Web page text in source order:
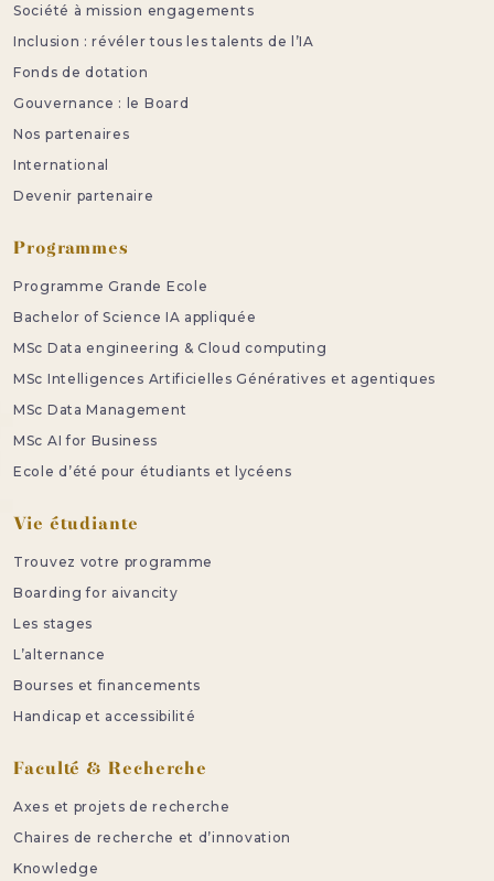
Société à mission engagements
Inclusion : révéler tous les talents de l’IA
Fonds de dotation
Gouvernance : le Board
Nos partenaires
International
Devenir partenaire
Programmes
Programme Grande Ecole
Bachelor of Science IA appliquée
MSc Data engineering & Cloud computing
MSc Intelligences Artificielles Génératives et agentiques
MSc Data Management
MSc AI for Business
Ecole d’été pour étudiants et lycéens
Vie étudiante
Trouvez votre programme
Boarding for aivancity
Les stages
L’alternance
Bourses et financements
Handicap et accessibilité
Faculté & Recherche
Axes et projets de recherche
Chaires de recherche et d’innovation
Knowledge